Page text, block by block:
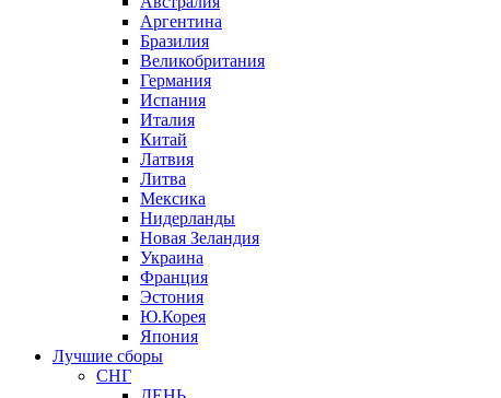
Аргентина
Бразилия
Великобритания
Германия
Испания
Италия
Китай
Латвия
Литва
Мексика
Нидерланды
Новая Зеландия
Украина
Франция
Эстония
Ю.Корея
Япония
Лучшие сборы
СНГ